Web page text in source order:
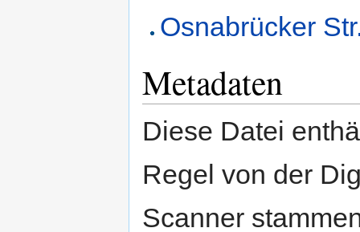
Osnabrücker
Metadaten
Diese Datei
Regel von der
Scanner